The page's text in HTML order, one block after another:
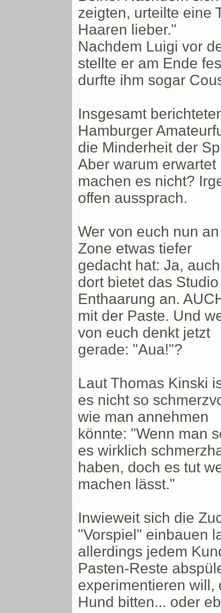
zeigten, urteilte eine
Haaren lieber."
Nachdem Luigi vor
stellte er am Ende
durfte ihm sogar
Insgesamt
Hamburger
die Minderheit der
Aber warum
machen es nicht?
offen aussprach.
Wer von euch nun
Zone etwas tiefer
gedacht hat: Ja, auch
dort bietet das Studio
Enthaarung an.
mit der Paste. Und
von euch denkt jetzt
gerade: "Aua!"?
Laut Thomas Kinski
es nicht so
wie man annehmen
könnte: "Wenn man
es wirklich
haben, doch es tut
machen lässt."
Inwieweit sich die
"Vorspiel" einbauen
allerdings jedem
Pasten-Reste
experimentieren will,
Hund bitten... oder